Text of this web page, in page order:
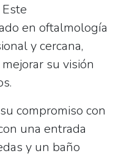
en oftalmología
y cercana,
su visión
compromiso con
una entrada
y un baño